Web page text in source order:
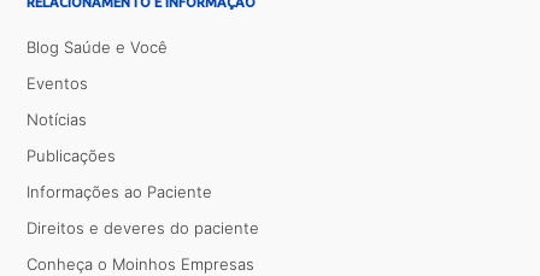
Blog Saúde e Você
Eventos
Notícias
Publicações
Informações ao Paciente
Direitos e deveres do paciente
Conheça o Moinhos Empresas